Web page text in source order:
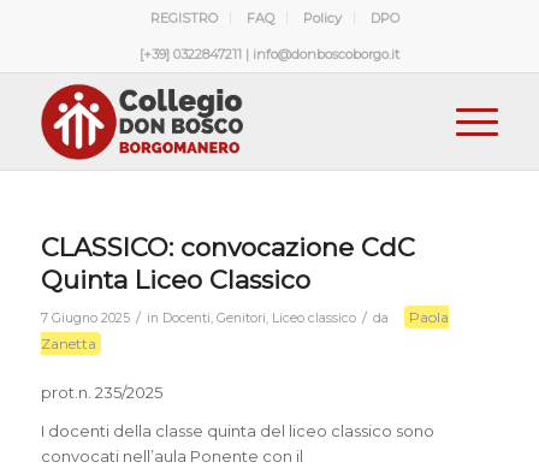
REGISTRO FAQ Policy DPO
[+39] 0322847211 | info@donboscoborgo.it
CLASSICO: convocazione CdC
Quinta Liceo Classico
7 Giugno 2025 / in Docenti, Genitori, Liceo classico / da
Paola
Zanetta
prot.n. 235/2025
I docenti della classe quinta del liceo classico sono
convocati nell’aula Ponente con il